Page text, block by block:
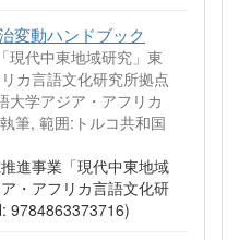
変動ハンドブック
現代中東地域研究」東
カ言語文化研究所拠点
大学アジア・アフリカ
筆, 範囲:トルコ共和国
進事業「現代中東地域
・アフリカ言語文化研
9784863373716)